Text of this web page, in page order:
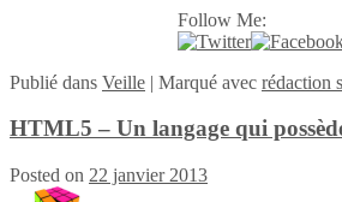
Follow Me:
Publié dans Veille | Marqué avec rédaction
HTML5 – Un langage qui
Posted on 22 janvier 2013